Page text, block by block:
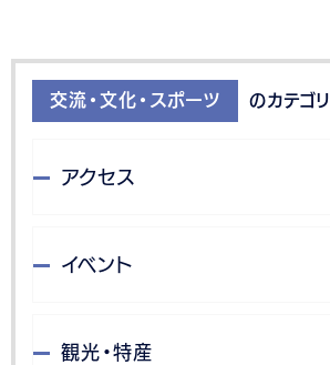
交流・文化・スポーツ のカテゴリ
アクセス
イベント
観光・特産